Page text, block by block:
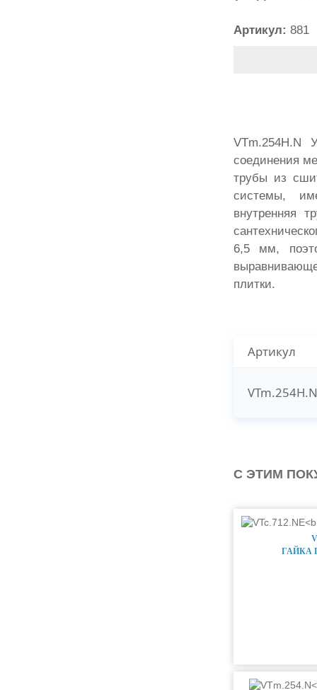
Артикул: 881
VTm.254H.N
соединения
трубы из
системы,
внутренняя
6,5 мм,
плитки.
Артикул
С ЭТИМ
ГАЙКА